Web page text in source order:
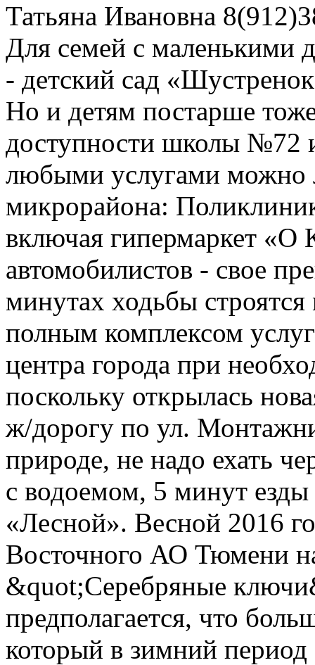
Татьяна Ивановна
Для семей с маленькими
- детский сад
Но и детям постарше
доступности школы №72
любыми услугами можно
микрорайона:
включая гипермаркет
автомобилистов - свое
минутах ходьбы
полным комплексом
центра города при
поскольку открылась
ж/дорогу по ул.
природе, не надо ехать
с водоемом, 5 минут
«Лесной». Весной 2016
Восточного АО Тюмени
&quot;Серебряные
предполагается, что
который в зимний